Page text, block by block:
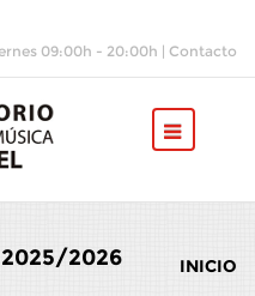
09:00h - 20:00h | Contacto
2025/2026 INICIO